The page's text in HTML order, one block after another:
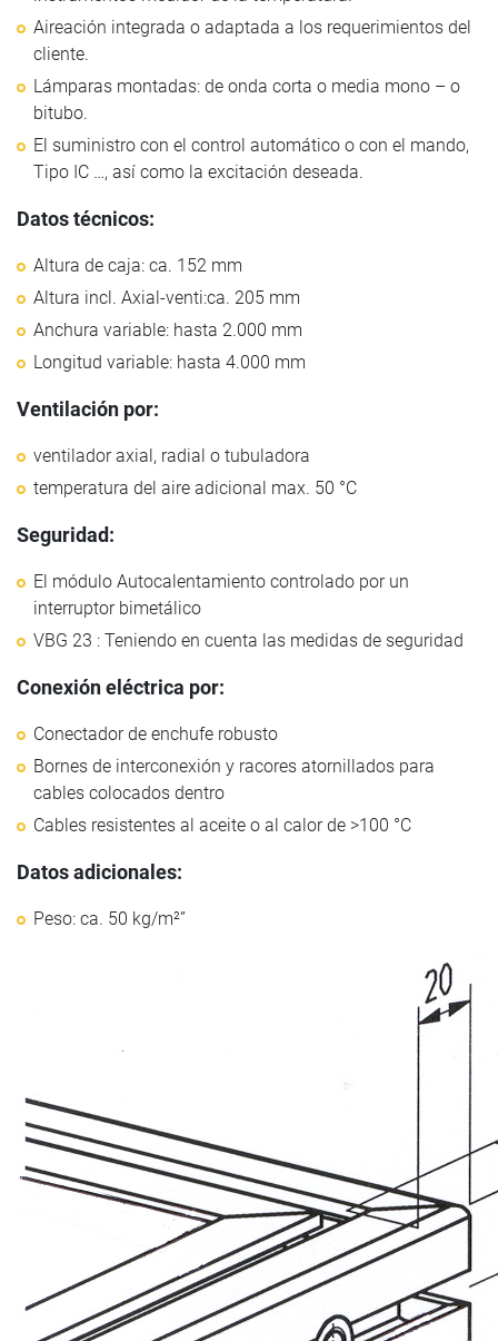
Aireación integrada o adaptada a los requerimientos del
cliente.
Lámparas montadas: de onda corta o media mono – o
bitubo.
El suministro con el control automático o con el mando,
Tipo IC …, así­ como la excitación deseada.
Datos técnicos:
Altura de caja: ca. 152 mm
Altura incl. Axial-venti:ca. 205 mm
Anchura variable: hasta 2.000 mm
Longitud variable: hasta 4.000 mm
Ventilación por:
ventilador axial, radial o tubuladora
temperatura del aire adicional max. 50 °C
Seguridad:
El módulo Autocalentamiento controlado por un
interruptor bimetálico
VBG 23 : Teniendo en cuenta las medidas de seguridad
Conexión eléctrica por:
Conectador de enchufe robusto
Bornes de interconexión y racores atornillados para
cables colocados dentro
Cables resistentes al aceite o al calor de >100 °C
Datos adicionales:
Peso: ca. 50 kg/m²”